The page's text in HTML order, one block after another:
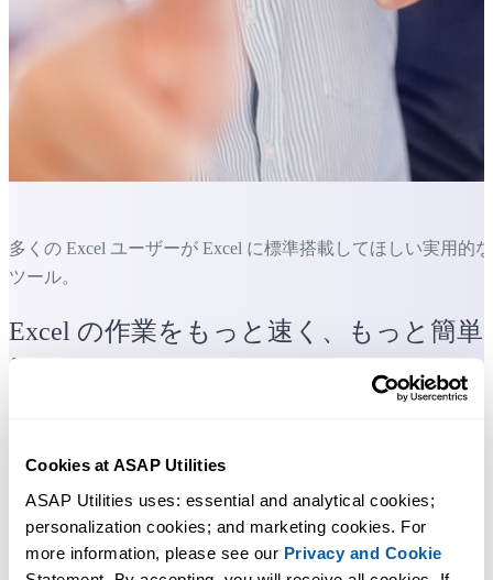
Cookies at ASAP Utilities
ASAP Utilities uses: essential and analytical cookies;
personalization cookies; and marketing cookies. For
more information, please see our Privacy and Cookie
多くの Excel ユーザーが Excel に標準搭載してほしい実用的な
ツール。
Excel の作業をもっと速く、もっと簡単
に。
すぐに使い始められます。トレーニングは必要ありません。